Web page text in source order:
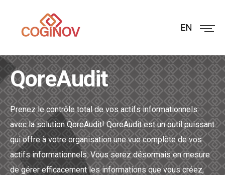
EN
QoreAudit
Prenez le contrôle total de vos actifs informationnels
avec la solution QoreAudit!QoreAudit est un outil puissant
qui offre à votre organisation une vue complète de vos
actifs informationnels.Vous serez désormais en mesure
de gérer efficacement les informations que vous créez,